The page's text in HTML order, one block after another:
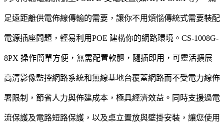
足遠距離供電佈線傳輸的需要，讓你不用煩惱傳統式需要裝配
電源插座問題，輕易利用POE 建構你的網路環境。CS-1008G-
8PX 操作簡單方便，無需配置軟體，隨插即用，可靈活擴展
高清影像監控網路系統和無線基地台覆蓋網路而不受電力線佈
署限制，節省人力與佈建成本，極具經濟效益。同時支援過電
流保護及電路短路保護，以及桌立置放與壁掛安裝，讓您使用